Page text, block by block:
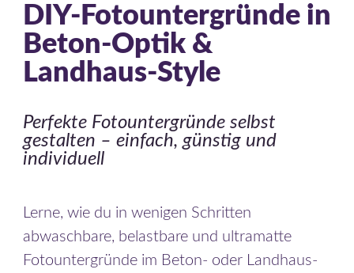
DIY-Fotountergründe in
Beton-Optik &
Landhaus-Style
Perfekte Fotountergründe selbst
gestalten – einfach, günstig und
individuell
Lerne, wie du in wenigen Schritten
abwaschbare, belastbare und ultramatte
Fotountergründe im Beton- oder Landhaus-